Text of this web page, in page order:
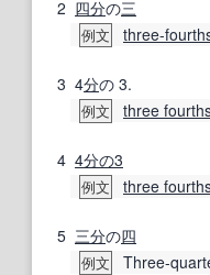
2 四分の三
例文 three-
3 4分の 3.
例文 three
4 4分の3
例文 three
5 三分の四
例文 Three-